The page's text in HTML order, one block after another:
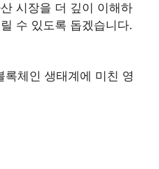
시장을 더 깊이 이해하
수 있도록 돕겠습니다.